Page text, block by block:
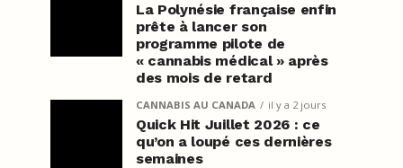
La Polynésie française enfin
prête à lancer son
programme pilote de
« cannabis médical » après
des mois de retard
CANNABIS AU CANADA il y a 2 jours
Quick Hit Juillet 2026 : ce
qu’on a loupé ces dernières
semaines